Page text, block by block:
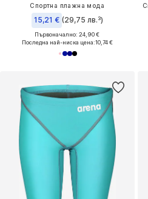
Спортна плажна мода
15,21 € (29,75 лв.³)
Първоначално: 24,90 €
Последна най-ниска цена:10,74 €